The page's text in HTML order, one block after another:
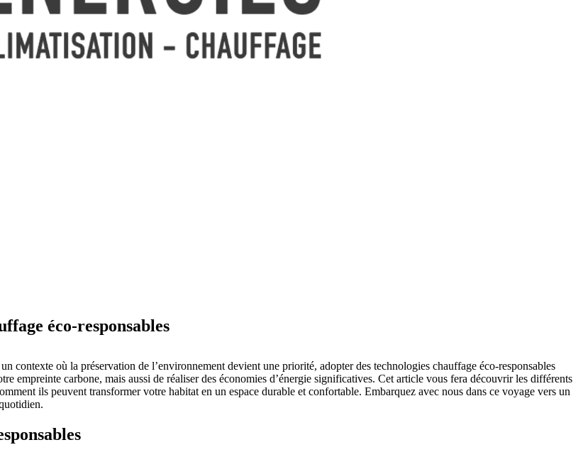
éco-responsables
contexte où la préservation de l’environnement devient une priorité, adopter des technologies chauffage éco-responsables
empreinte carbone, mais aussi de réaliser des économies d’énergie significatives. Cet article vous fera découvrir les différents
ils peuvent transformer votre habitat en un espace durable et confortable. Embarquez avec nous dans ce voyage vers un